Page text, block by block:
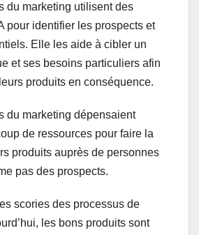
du marketing utilisent des
pour identifier les prospects et
Elle les aide à cibler un
et ses besoins particuliers afin
produits en conséquence.
du marketing dépensaient
de ressources pour faire la
produits auprès de personnes
pas des prospects.
scories des processus de
les bons produits sont